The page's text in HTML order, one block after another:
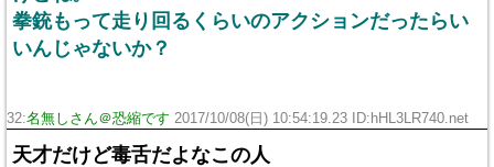
拳銃もって走り回るくらいのアクションだったらい
いんじゃないか？
32:名無しさん＠恐縮です 2017/10/08(日) 10:54:19.23 ID:hHL3LR740.net
天才だけど毒舌だよなこの人